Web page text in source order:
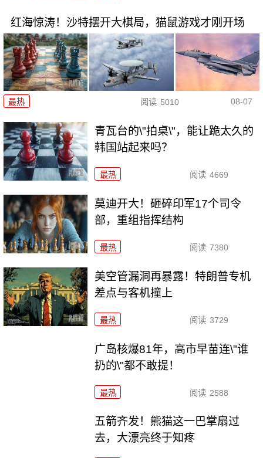
红海惊涛！沙特摆开大棋局，猫鼠游戏才刚开场
最热 阅读 5010 08-07
青瓦台的\"拍桌\"，能让跪太久的
韩国站起来吗？
最热 阅读 4669
莫迪开大！砸碎印军17个司令
部，重组指挥结构
最热 阅读 7380
美空管漏洞再暴露！特朗普专机
差点与客机撞上
最热 阅读 3729
广岛核爆81年，高市早苗连\"谁
扔的\"都不敢提！
最热 阅读 2588
五箭齐发！熊猫这一巴掌扇过
去，大漂亮终于知疼